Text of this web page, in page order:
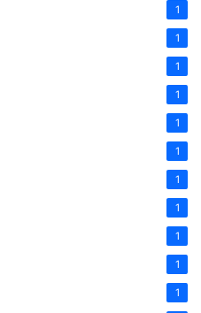
1
1
1
1
1
1
1
1
1
1
1